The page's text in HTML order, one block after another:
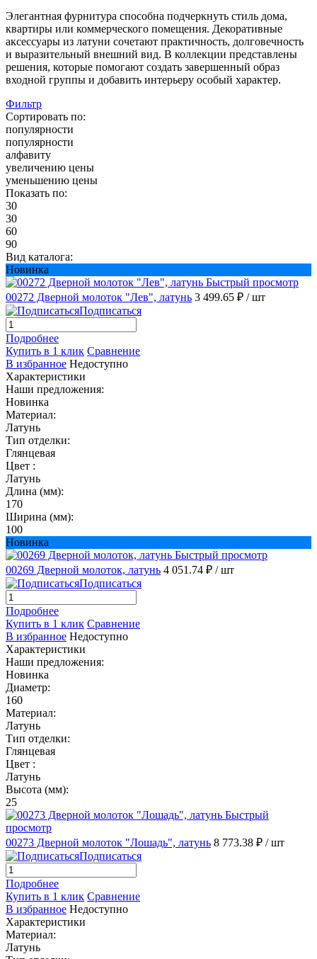
Элегантная фурнитура способна подчеркнуть стиль дома,
квартиры или коммерческого помещения. Декоративные
аксессуары из латуни сочетают практичность, долговечность
и выразительный внешний вид. В коллекции представлены
решения, которые помогают создать завершенный образ
входной группы и добавить интерьеру особый характер.
Фильтр
Сортировать по:
популярности
популярности
алфавиту
увеличению цены
уменьшению цены
Показать по:
30
30
60
90
Вид каталога:
Новинка
Быстрый просмотр
00272 Дверной молоток "Лев", латунь 3 499.65 ₽ / шт
Подписаться
Подробнее
Купить в 1 клик Сравнение
В избранное Недоступно
Характеристики
Наши предложения:
Новинка
Материал:
Латунь
Тип отделки:
Глянцевая
Цвет :
Латунь
Длина (мм):
170
Ширина (мм):
100
Новинка
Быстрый просмотр
00269 Дверной молоток, латунь 4 051.74 ₽ / шт
Подписаться
Подробнее
Купить в 1 клик Сравнение
В избранное Недоступно
Характеристики
Наши предложения:
Новинка
Диаметр:
160
Материал:
Латунь
Тип отделки:
Глянцевая
Цвет :
Латунь
Высота (мм):
25
Быстрый
просмотр
00273 Дверной молоток "Лошадь", латунь 8 773.38 ₽ / шт
Подписаться
Подробнее
Купить в 1 клик Сравнение
В избранное Недоступно
Характеристики
Материал:
Латунь